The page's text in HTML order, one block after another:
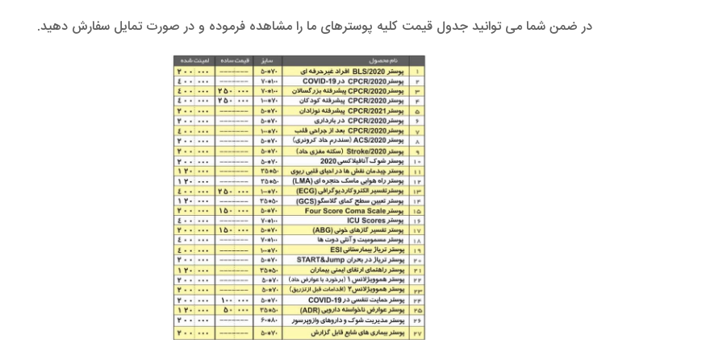
در ضمن شما می توانید جدول قیمت کلیه پوسترهای ما را مشاهده فرموده و در صورت تمایل سفارش دهید.